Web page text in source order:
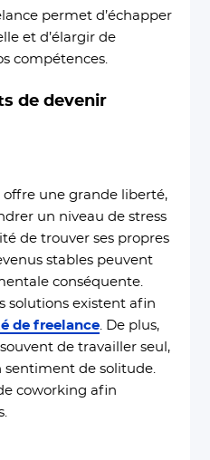
permet d’échapper
et d’élargir de
compétences.
de devenir
une grande liberté,
un niveau de stress
de trouver ses propres
stables peuvent
conséquente.
solutions existent afin
de freelance. De plus,
de travailler seul,
de solitude.
coworking afin